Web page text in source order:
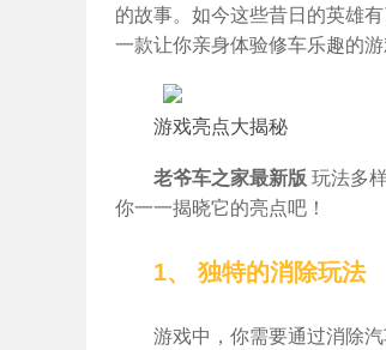
的故事。如今这些昔日的英雄
一款让你亲身体验修车乐趣的
游戏亮点大揭秘
老爷车之家最新版 玩法多
你一一揭晓它的亮点吧！
1、 独特的消除玩法
游戏中，你需要通过消除